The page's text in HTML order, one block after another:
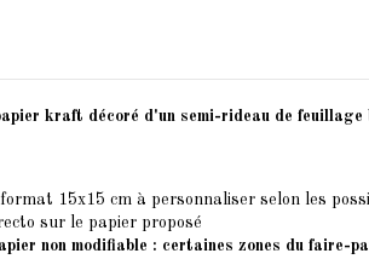
kraft décoré d'un semi-rideau de
15x15 cm à personnaliser selon les
sur le papier proposé
non modifiable : certaines zones du faire-